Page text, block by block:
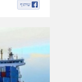
שיתוף